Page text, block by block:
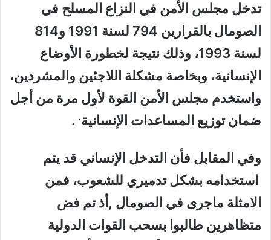
تدخل مجلس الأمن في النزاع المسلح في
الصومال بالقرارين 794 لسنة 1991 و814
لسنة 1993، وذلك نتيجة لخطورة الأوضاع
الإنسانية، وبخاصة مشكلة اللاجئين والمشردين،
واستخدم مجلس الأمن القوة لأول مرة من أجل
ضمان توزيع المساعدات الإنسانية.
.
وفي المقابل فأن التدخل الإنساني قد يتم
استخدامه بشكل تدميري للشعوب، فمن
الامثلة ماجرى في الصومال ,أذ تم فض
متظاهرين طالبوا بسحب القوات الدولية